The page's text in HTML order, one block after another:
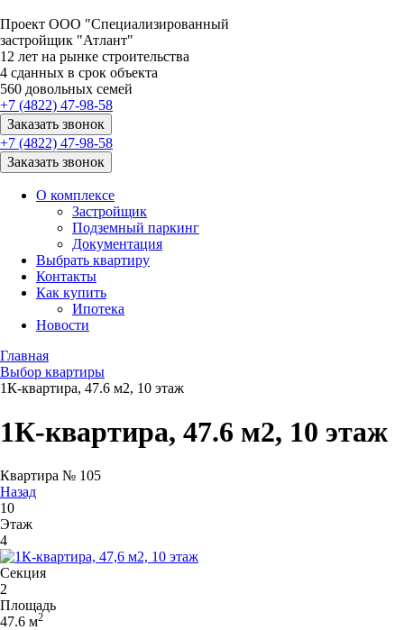
Проект ООО "Специализированный
застройщик "Атлант"
12 лет на рынке строительства
4 сданных в срок объекта
560 довольных семей
+7 (4822) 47-98-58
Заказать звонок
+7 (4822) 47-98-58
Заказать звонок
О комплексе
Застройщик
Подземный паркинг
Документация
Выбрать квартиру
Контакты
Как купить
Ипотека
Новости
Главная
Выбор квартиры
1К-квартира, 47.6 м2, 10 этаж
1К-квартира, 47.6 м2, 10 этаж
Квартира № 105
Назад
10
Этаж
4
Секция
2
Площадь
47.6 м2